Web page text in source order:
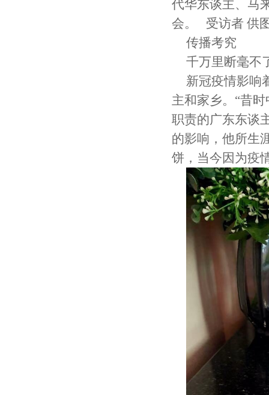
代华东谈主、马
会。 受访者 供
传播考究
千万里断毫不
新冠疫情影响
主和家乡。“昔
职责的广东东谈
的影响，他所生
饼，当今因为疫